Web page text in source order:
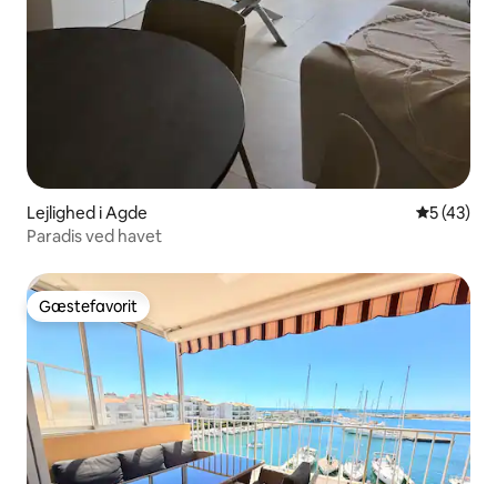
Lejlighed i Agde 5 ud af 5 i
5 (43)
Paradis ved havet
Gæstefavorit
Gæstefavorit